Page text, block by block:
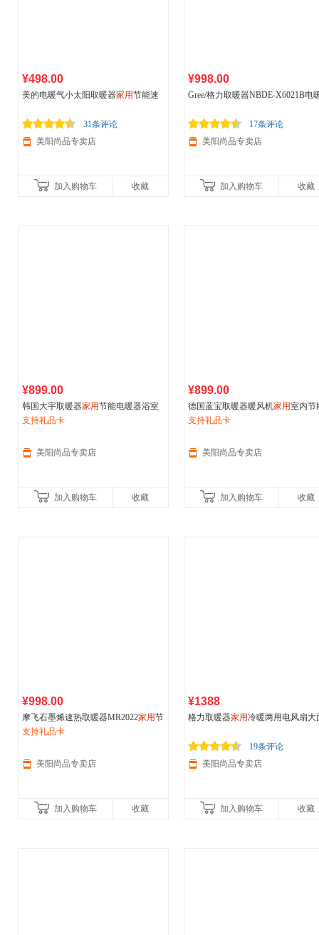
¥498.00
美的电暖气小太阳取暖器家用节能速
31条评论
美阳尚品专卖店
加入购物车 收藏
¥998.00
Gree/格力取暖器NBDE-X6021B电
17条评论
美阳尚品专卖店
加入购物车 收藏
¥899.00
韩国大宇取暖器家用节能电暖器浴室
暖风机取暖神器全屋电暖气K20
支持礼品卡
美阳尚品专卖店
加入购物车 收藏
¥899.00
德国蓝宝取暖器暖风机家用室内节
速热电暖气卧室电暖器悬浮夜灯
支持礼品卡
美阳尚品专卖店
加入购物车 收藏
¥998.00
摩飞石墨烯速热取暖器MR2022家用节
能浴室电暖气办公卧室静音全屋暖风
支持礼品卡
美阳尚品专卖店
加入购物车 收藏
¥1388
格力取暖器家用冷暖两用电风扇大
19条评论
美阳尚品专卖店
加入购物车 收藏